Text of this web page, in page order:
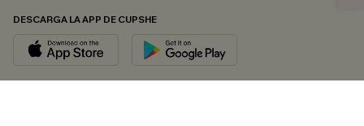
DESCARGA LA APP DE CUPSHE